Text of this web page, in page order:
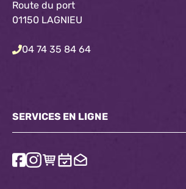
Route du port
01150 LAGNIEU
04 74 35 84 64
SERVICES EN LIGNE